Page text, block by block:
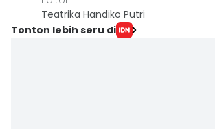
Teatrika Handiko Putri
Tonton lebih seru di